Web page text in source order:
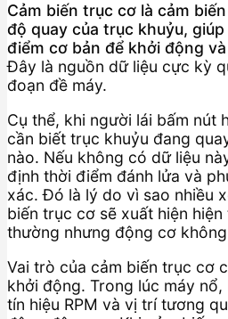
Cảm biến trục cơ là cảm
độ quay của trục khuỷu,
điểm cơ bản để khởi động
Đây là nguồn dữ liệu cực kỳ
đoạn đề máy.
Cụ thể, khi người lái bấm nút
cần biết trục khuỷu đang
nào. Nếu không có dữ liệu
định thời điểm đánh lửa và
xác. Đó là lý do vì sao nhiều
biến trục cơ sẽ xuất hiện
thường nhưng động cơ
Vai trò của cảm biến trục cơ
khởi động. Trong lúc máy
tín hiệu RPM và vị trí tương